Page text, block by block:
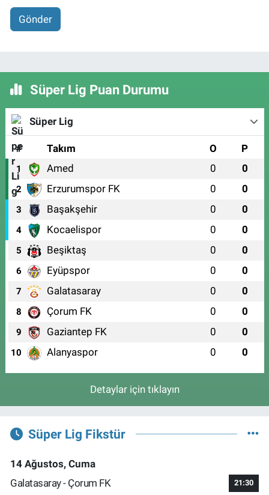
Gönder
Süper Lig Puan Durumu
Süper Lig
# Takım O P
1 Amed 0 0
2 Erzurumspor FK 0 0
3 Başakşehir 0 0
4 Kocaelispor 0 0
5 Beşiktaş 0 0
6 Eyüpspor 0 0
7 Galatasaray 0 0
8 Çorum FK 0 0
9 Gaziantep FK 0 0
10 Alanyaspor 0 0
Detaylar için tıklayın
Süper Lig Fikstür
14 Ağustos, Cuma
Galatasaray - Çorum FK
21:30